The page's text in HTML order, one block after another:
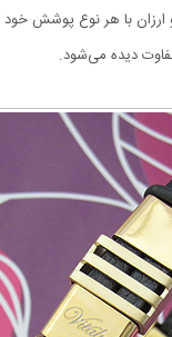
با هر نوع پوشش
دیده می‌شود.